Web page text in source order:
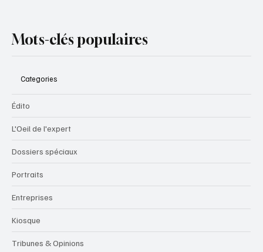
Mots-clés populaires
Categories
Édito
L'Oeil de l'expert
Dossiers spéciaux
Portraits
Entreprises
Kiosque
Tribunes & Opinions